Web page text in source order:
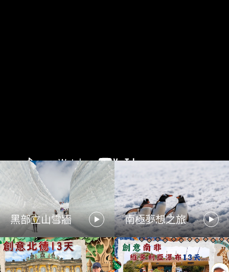
黑部立山雪牆 南極夢想之旅